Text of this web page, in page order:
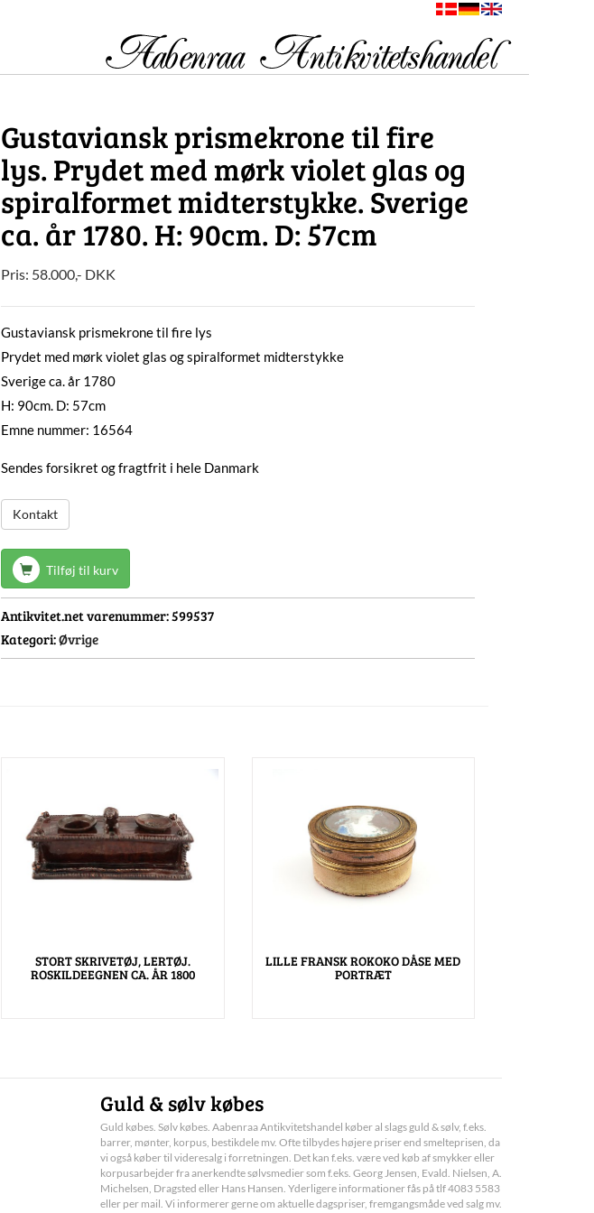
Gustaviansk prismekrone til fire
lys. Prydet med mørk violet glas og
spiralformet midterstykke. Sverige
ca. år 1780. H: 90cm. D: 57cm
Pris: 58.000,- DKK
Gustaviansk prismekrone til fire lys
Prydet med mørk violet glas og spiralformet midterstykke
Sverige ca. år 1780
H: 90cm. D: 57cm
Emne nummer: 16564
Sendes forsikret og fragtfrit i hele Danmark
Kontakt
Tilføj til kurv
Antikvitet.net varenummer:599537
Kategori:Øvrige
STORT SKRIVETØJ, LERTØJ.
ROSKILDEEGNEN CA. ÅR 1800
LILLE FRANSK ROKOKO DÅSE MED
PORTRÆT
Guld & sølv købes
Guld købes. Sølv købes. Aabenraa Antikvitetshandel køber al slags guld & sølv, f.eks.
barrer, mønter, korpus, bestikdele mv. Ofte tilbydes højere priser end smelteprisen, da
vi også køber til videresalg i forretningen. Det kan f.eks. være ved køb af smykker eller
korpusarbejder fra anerkendte sølvsmedier som f.eks. Georg Jensen, Evald. Nielsen, A.
Michelsen, Dragsted eller Hans Hansen. Yderligere informationer fås på tlf 4083 5583
eller per mail. Vi informerer gerne om aktuelle dagspriser, fremgangsmåde ved salg mv.